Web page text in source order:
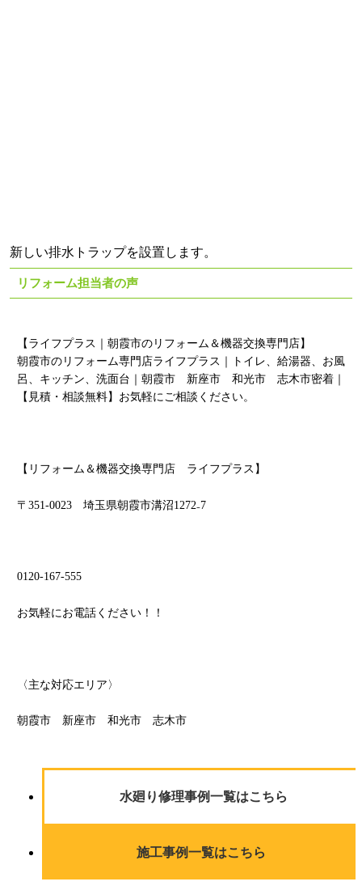
新しい排水トラップを設置します。
リフォーム担当者の声
【ライフプラス｜朝霞市のリフォーム＆機器交換専門店】
朝霞市のリフォーム専門店ライフプラス｜トイレ、給湯器、お風
呂、キッチン、洗面台｜朝霞市 新座市 和光市 志木市密着｜
【見積・相談無料】お気軽にご相談ください。
【リフォーム＆機器交換専門店 ライフプラス】
〒 351-0023埼玉県朝霞市溝沼1272₋7
0120-167-555
お気軽にお電話ください！！
〈主な対応エリア〉
朝霞市 新座市 和光市 志木市
水廻り修理事例一覧はこちら
施工事例一覧はこちら